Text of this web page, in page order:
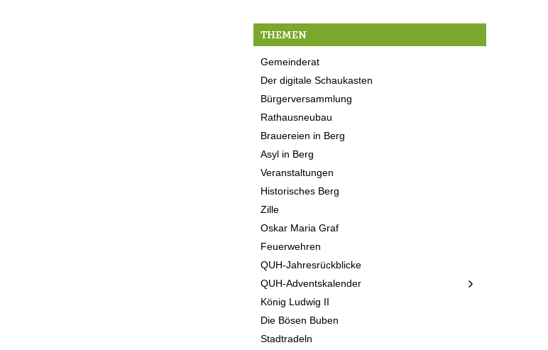
THEMEN
Gemeinderat
Der digitale Schaukasten
Bürgerversammlung
Rathausneubau
Brauereien in Berg
Asyl in Berg
Veranstaltungen
Historisches Berg
Zille
Oskar Maria Graf
Feuerwehren
QUH-Jahresrückblicke
QUH-Adventskalender
König Ludwig II
Die Bösen Buben
Stadtradeln